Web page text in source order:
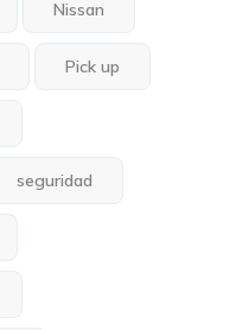
Nissan
Pick up
seguridad